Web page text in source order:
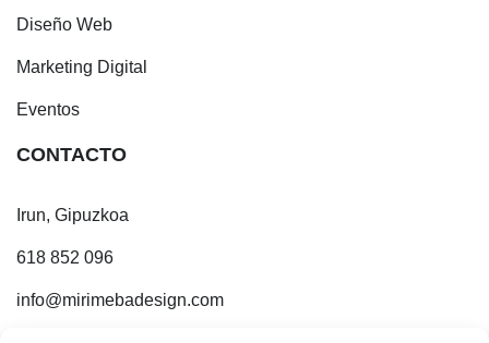
Diseño Web
Marketing Digital
Eventos
CONTACTO
Irun, Gipuzkoa
618 852 096
info@mirimebadesign.com